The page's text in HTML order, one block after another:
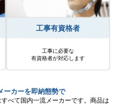
工事有資格者
工事に必要な
有資格者が対応します
ーカーを即納態勢で
べて国内一流メーカーです。商品は